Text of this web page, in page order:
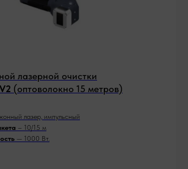
лазерной очистки
(оптоволокно 15 метров)
лазер, импульсный
– 10/15 м
— 1000 Вт.